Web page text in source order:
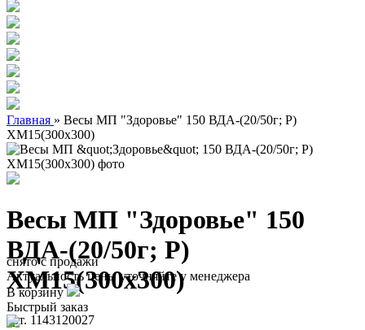
Главная » Весы МП "Здоровье" 150 ВДА-(20/50г; Р)
ХМ15(300х300)
Весы МП "Здоровье" 150
ВДА-(20/50г; Р)
ХМ15(300х300)
арт. 1143120027
снято с продажи
Актуальность цены уточняйте у менеджера
В корзину
Быстрый заказ